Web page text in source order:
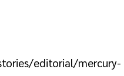
editorial/mercury-